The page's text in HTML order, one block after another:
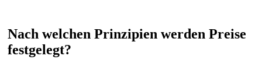
Nach welchen Prinzipien werden Preise
festgelegt?